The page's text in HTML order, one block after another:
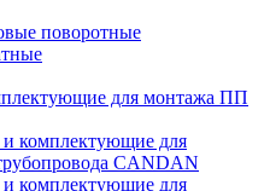
поворотные
для монтажа ПП
комплектующие для
CANDAN
комплектующие для